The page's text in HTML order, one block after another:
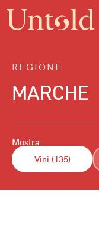
REGIONE
MARCHE
Mostra:
Vini (135)